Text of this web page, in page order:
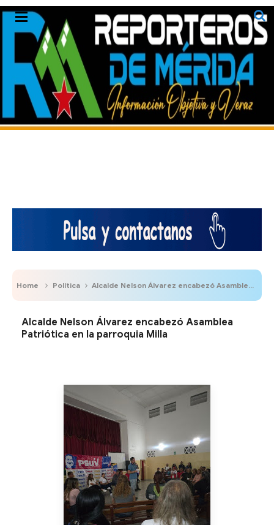
Home Política Alcalde Nelson Álvarez encabezó Asamblea Patriótica en la parroquia Milla
Alcalde Nelson Álvarez encabezó Asamblea
Patriótica en la parroquia Milla